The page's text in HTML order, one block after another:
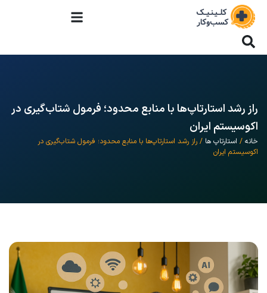
راز رشد استارتاپ‌ها با منابع محدود؛ فرمول شتاب‌گیری در
اکوسیستم ایران
خانه / استارتاپ ها / راز رشد استارتاپ‌ها با منابع محدود؛ فرمول شتاب‌گیری در
اکوسیستم ایران